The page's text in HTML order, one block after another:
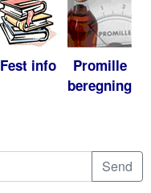
Fest info
Promille
beregning